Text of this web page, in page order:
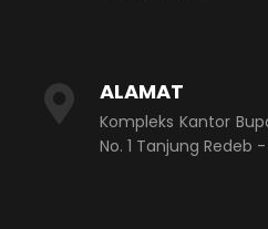
ALAMAT
Kompleks Kantor
No. 1 Tanjung Redeb